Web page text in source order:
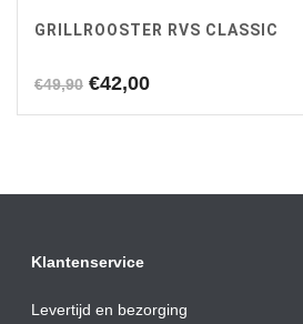
GRILLROOSTER RVS CLASSIC
€49,90 Oorspronkelijke
€42,00Huidige
Klantenservice
Levertijd en bezorging